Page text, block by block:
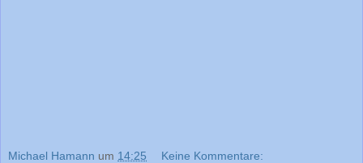
Michael Hamann um 14:25 Keine Kommentare: